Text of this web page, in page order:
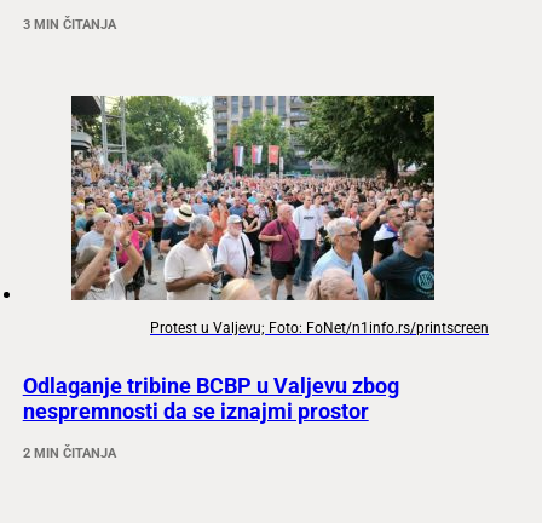
3 MIN ČITANJA
Protest u Valjevu; Foto: FoNet/n1info.rs/printscreen
Odlaganje tribine BCBP u Valjevu zbog
nespremnosti da se iznajmi prostor
2 MIN ČITANJA